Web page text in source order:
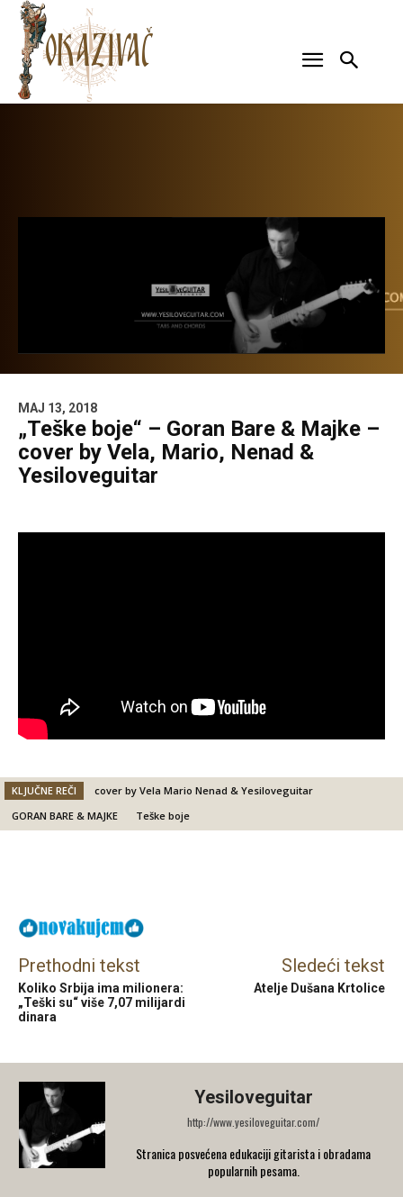
MAJ 13, 2018
„Teške boje“ – Goran Bare & Majke –
cover by Vela, Mario, Nenad &
Yesiloveguitar
KLJUČNE REČI
cover by Vela Mario Nenad & Yesiloveguitar
GORAN BARE & MAJKE
Teške boje
Prethodni tekst
Koliko Srbija ima milionera:
„Teški su“ više 7,07 milijardi
dinara
Sledeći tekst
Atelje Dušana Krtolice
Yesiloveguitar
http://www.yesiloveguitar.com/
Stranica posvećena edukaciji gitarista i obradama
popularnih pesama.